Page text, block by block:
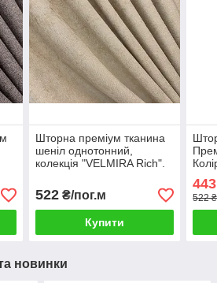
Шторна преміум тканина
шеніл однотонний,
колекція "VELMIRA Rich".
522₴/пог.м
Купити
443
522
новинки